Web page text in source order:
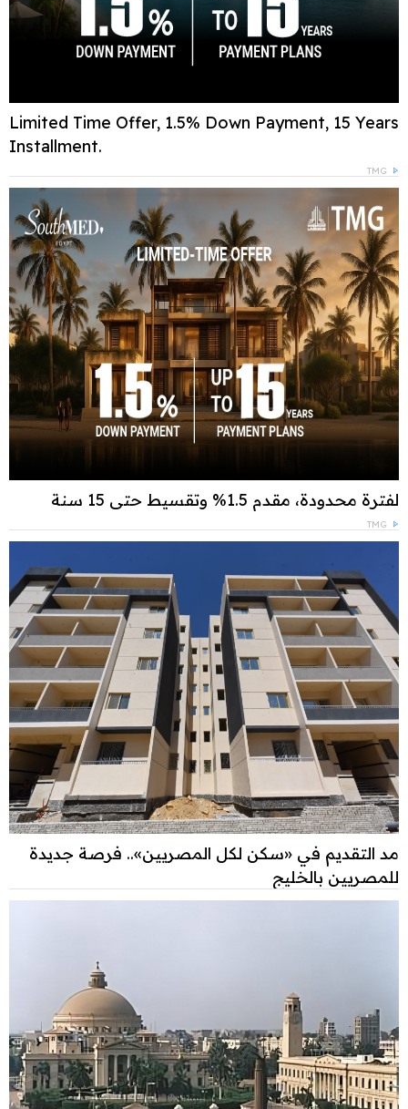
Limited Time Offer, 1.5% Down Payment, 15 Years
Installment.
TMG
لفترة محدودة، مقدم 1.5% وتقسيط حتى 15 سنة
TMG
مد التقديم في «سكن لكل المصريين».. فرصة جديدة
للمصريين بالخليج